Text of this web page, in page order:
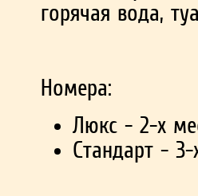
горячая вода,
Номера:
Люкс - 2-х
Стандарт -